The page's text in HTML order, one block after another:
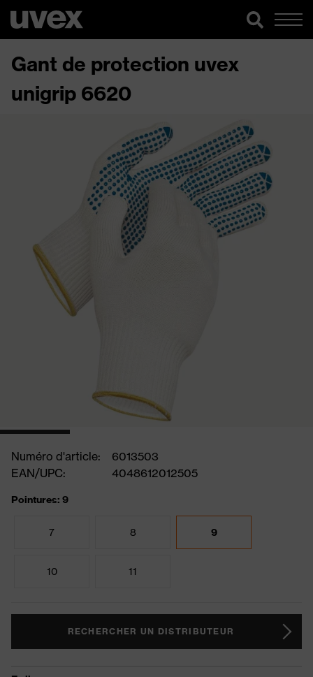
Gant de protection uvex
unigrip 6620
Numéro d'article:
6013503
EAN/UPC:
4048612012505
Pointures: 9
7 8 9
10 11
RECHERCHER UN DISTRIBUTEUR